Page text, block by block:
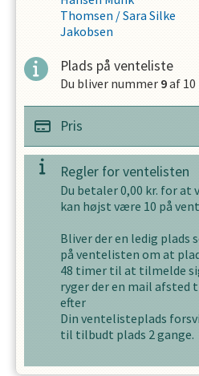
Thomsen/Sara Silke
Jakobsen
Plads på venteliste
Du bliver nummer 9af 10
Pris
Regler for ventelisten
Du betaler0,00 kr. for at
kan højst være 10 på
Bliver der en ledig plads
på ventelisten om at
48 timer til at tilmelde
ryger der en mail afsted
efter
Din ventelisteplads
til tilbudt plads 2gange.